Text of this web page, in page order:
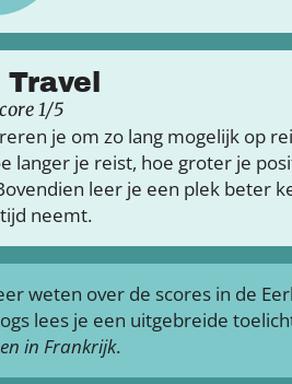
1/5
je om zo lang mogelijk op
langer je reist, hoe groter je
leer je een plek beter
neemt.
weten over de scores in de
lees je een uitgebreide
in Frankrijk.